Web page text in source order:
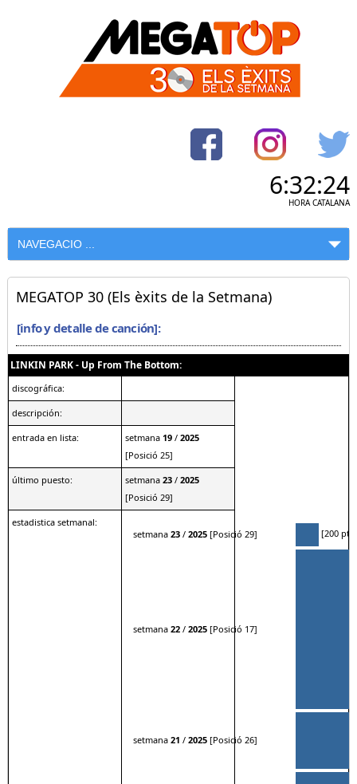
6:32:24
HORA CATALANA
MEGATOP 30 (Els èxits de la Setmana)
[info y detalle de canción]:
LINKIN PARK - Up From The Bottom:
discográfica:
descripción:
entrada en lista: setmana 19/ 2025
[Posició 25]
último puesto: setmana 23/ 2025
[Posició 29]
estadistica setmanal:
setmana 23/ 2025[Posició 29] [200
setmana 22/ 2025[Posició 17]
setmana 21 / 2025[Posició 26]